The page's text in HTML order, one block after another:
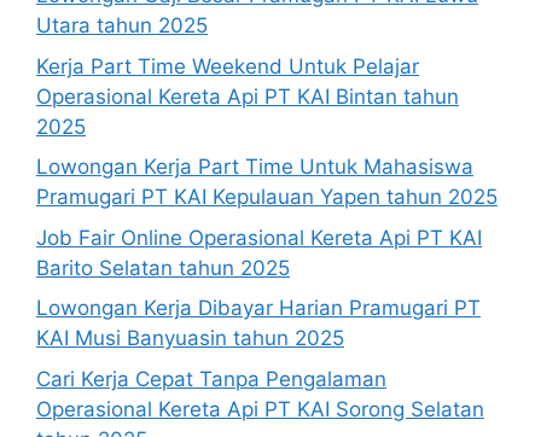
Utara tahun 2025
Kerja Part Time Weekend Untuk Pelajar
Operasional Kereta Api PT KAI Bintan tahun
2025
Lowongan Kerja Part Time Untuk Mahasiswa
Pramugari PT KAI Kepulauan Yapen tahun 2025
Job Fair Online Operasional Kereta Api PT KAI
Barito Selatan tahun 2025
Lowongan Kerja Dibayar Harian Pramugari PT
KAI Musi Banyuasin tahun 2025
Cari Kerja Cepat Tanpa Pengalaman
Operasional Kereta Api PT KAI Sorong Selatan